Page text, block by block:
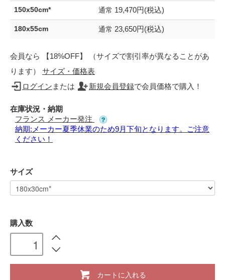
150x50cm* 通常 19,470円(税込)
180x55cm 通常 23,650円(税込)
会員なら 【18%OFF】 （サイズで割引率が異なることがあ
ります） サイズ・価格表
ログイン または 新規会員登録で会員価格で購入！
在庫状況・納期
フランス メーカー発注
納期:メーカー夏季休業のため9月下旬となります。ご注意
ください！
サイズ
購入数
カートに入れる